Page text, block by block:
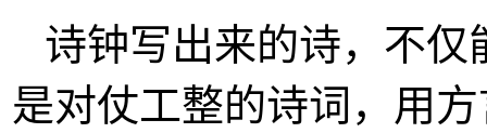
诗钟写出来的诗，不
是对仗工整的诗词，用